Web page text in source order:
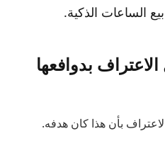
بدوافعها